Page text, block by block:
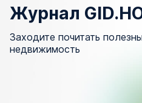
Журнал
Заходите почитать
недвижимость